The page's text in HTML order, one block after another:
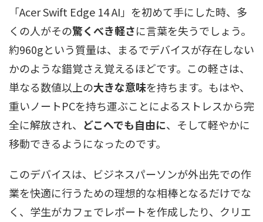
「Acer Swift Edge 14 AI」を初めて手にした時、多
くの人がその驚くべき軽さに言葉を失うでしょう。
約960gという質量は、まるでデバイスが存在しない
かのような錯覚さえ覚えるほどです。この軽さは、
単なる数値以上の大きな意味を持ちます。もはや、
重いノートPCを持ち運ぶことによるストレスから完
全に解放され、 どこへでも自由に、そして軽やかに
移動できるようになったのです。
このデバイスは、ビジネスパーソンが外出先での作
業を快適に行うための理想的な相棒となるだけでな
く、学生がカフェでレポートを作成したり、クリエ